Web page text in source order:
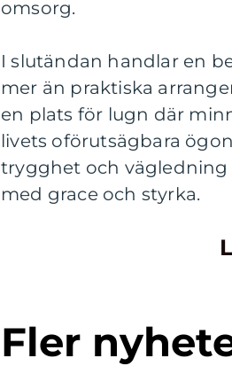
omsorg.
I slutändan handlar en
mer än praktiska
en plats för lugn där
livets oförutsägbara
trygghet och
med grace och styrka.
Fler